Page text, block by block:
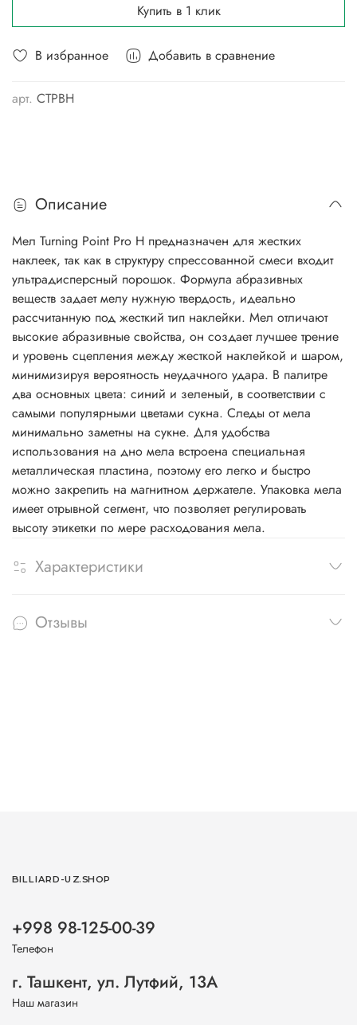
В избранное Добавить в сравнение
арт. CTPBH
Купить в 1 клик
Описание
Мел Turning Point Pro H предназначен для жестких
наклеек, так как в структуру спрессованной смеси входит
ультрадисперсный порошок. Формула абразивных
веществ задает мелу нужную твердость, идеально
рассчитанную под жесткий тип наклейки. Мел отличают
высокие абразивные свойства, он создает лучшее трение
и уровень сцепления между жесткой наклейкой и шаром,
минимизируя вероятность неудачного удара. В палитре
два основных цвета: синий и зеленый, в соответствии с
самыми популярными цветами сукна. Следы от мела
минимально заметны на сукне. Для удобства
использования на дно мела встроена специальная
металлическая пластина, поэтому его легко и быстро
можно закрепить на магнитном держателе. Упаковка мела
имеет отрывной сегмент, что позволяет регулировать
высоту этикетки по мере расходования мела.
Характеристики
Отзывы
BILLIARD-UZ.SHOP
+998 98-125-00-39
Телефон
г. Ташкент, ул. Лутфий, 13А
Наш магазин